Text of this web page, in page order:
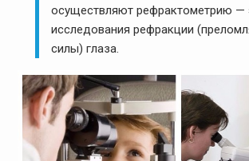
осуществляют рефрактометрию —
исследования рефракции
силы) глаза.